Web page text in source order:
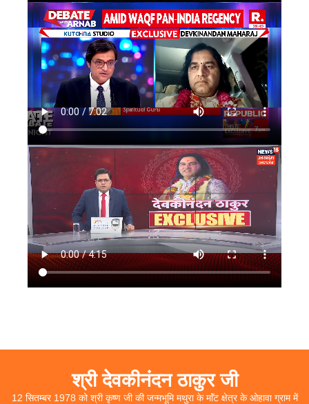
श्री देवकीनंदन ठाकुर जी
12 सितम्बर 1978 को श्री कृष्ण जी की जन्मभूमि मथुरा के माॅंट क्षेत्र के ओहावा ग्राम में